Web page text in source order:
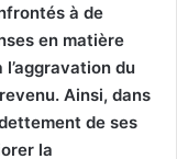
à de
en matière
du
Ainsi, dans
de ses
la